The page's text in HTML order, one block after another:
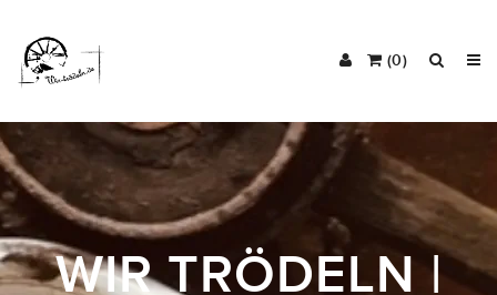
(0)
WIR TRÖDELN |